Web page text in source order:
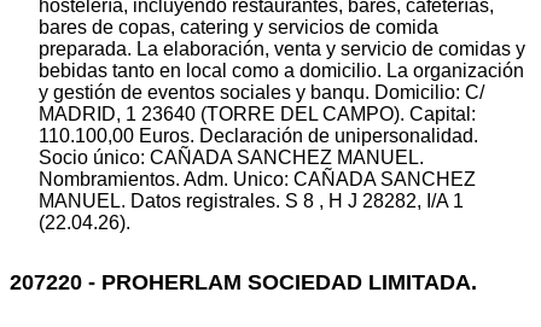
hostelería, incluyendo restaurantes, bares, cafeterías,
bares de copas, catering y servicios de comida
preparada. La elaboración, venta y servicio de comidas y
bebidas tanto en local como a domicilio. La organización
y gestión de eventos sociales y banqu. Domicilio: C/
MADRID, 1 23640 (TORRE DEL CAMPO). Capital:
110.100,00 Euros. Declaración de unipersonalidad.
Socio único: CAÑADA SANCHEZ MANUEL.
Nombramientos. Adm. Unico: CAÑADA SANCHEZ
MANUEL. Datos registrales. S 8 , H J 28282, I/A 1
(22.04.26).
207220 - PROHERLAM SOCIEDAD LIMITADA.